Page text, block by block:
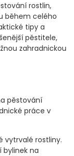
rostlin,
během celého
tipy a
pěstitele,
zahradnickou
pěstování
práce v
vytrvalé rostliny.
bylinek na